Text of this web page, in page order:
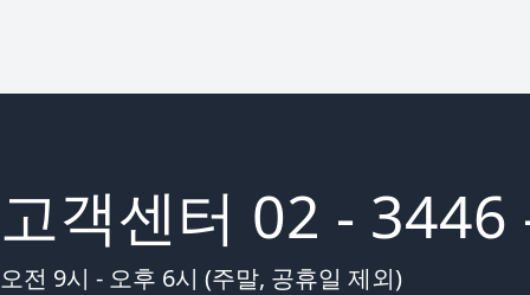
고객센터 02 - 3446
오전 9시 - 오후 6시 (주말, 공휴일 제외)